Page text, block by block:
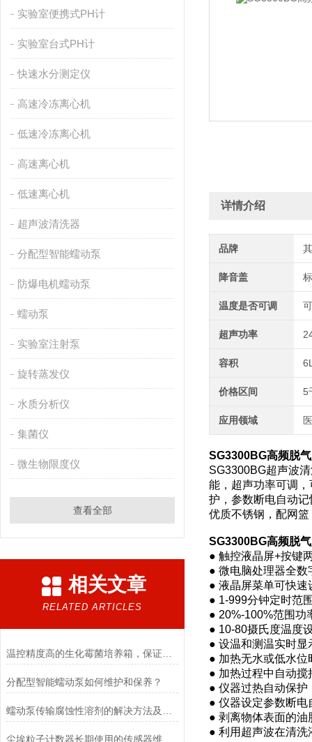
实验室便携式PH计
实验室台式PH计
快速水分测定仪
高速冷冻离心机
低速冷冻离心机
高速离心机
低速离心机
超声波清洗器
分配型智能蠕动泵
防爆电机蠕动泵
蠕动泵
实验室注射泵
旋转蒸发仪
水质分析仪
集菌仪
微生物限度仪
查看全部
相关文章
RELATED ARTICLES
分配型智能蠕动泵如何维护和保养？
详情介绍
品牌
降音盖
温度是否可调
超声功率
容积
价格区间 5
应用领域
SG3300BG高频脱
SG3300BG超声波
能，超声功率可调
护，参数断电自动
优质不锈钢，配网
SG3300BG高频脱
● 触控液晶屏+按键
● 微电脑处理器全数
● 液晶屏菜单可快速
● 1-999分钟定时范
● 20%-100%范围功
● 10-80摄氏度温度
● 设温和测温实时显
● 加热无水或低水
● 加热过程中自动搅
● 仪器过热自动保护
● 仪器设定参数断电
● 剥离物体表面的
● 利用超声波在清